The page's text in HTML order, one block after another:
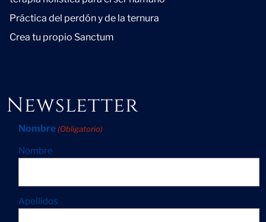
Práctica del perdón y de la ternura
Crea tu propio Sanctum
Newsletter
Nombre (Obligatorio)
Nombre
Apellidos